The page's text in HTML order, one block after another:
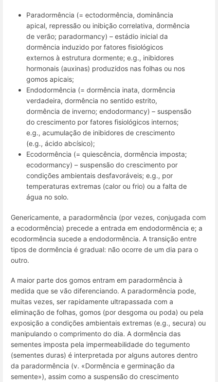
Paradormência (= ectodormência, dominância
apical, repressão ou inibição correlativa, dormência
de verão; paradormancy) – estádio inicial da
dormência induzido por fatores fisiológicos
externos à estrutura dormente; e.g., inibidores
hormonais (auxinas) produzidos nas folhas ou nos
gomos apicais;
Endodormência (= dormência inata, dormência
verdadeira, dormência no sentido estrito,
dormência de inverno; endodormancy) – suspensão
do crescimento por fatores fisiológicos internos;
e.g., acumulação de inibidores de crescimento
(e.g., ácido abcísico);
Ecodormência (= quiescência, dormência imposta;
ecodormancy) – suspensão do crescimento por
condições ambientais desfavoráveis; e.g., por
temperaturas extremas (calor ou frio) ou a falta de
água no solo.
Genericamente, a paradormência (por vezes, conjugada com
a ecodormência) precede a entrada em endodormência e; a
ecodormência sucede a endodormência. A transição entre
tipos de dormência é gradual: não ocorre de um dia para o
outro.
A maior parte dos gomos entram em paradormência à
medida que se vão diferenciando. A paradormência pode,
muitas vezes, ser rapidamente ultrapassada com a
eliminação de folhas, gomos (por desgoma ou poda) ou pela
exposição a condições ambientais extremas (e.g., secura) ou
manipulando o comprimento do dia. A dormência das
sementes imposta pela impermeabilidade do tegumento
(sementes duras) é interpretada por alguns autores dentro
da paradormência (v. «Dormência e germinação da
semente»), assim como a suspensão do crescimento